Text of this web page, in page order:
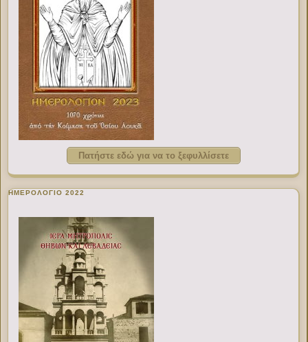
Πατήστε εδώ για να το ξεφυλλίσετε
ΗΜΕΡΟΛΟΓΙΟ 2022